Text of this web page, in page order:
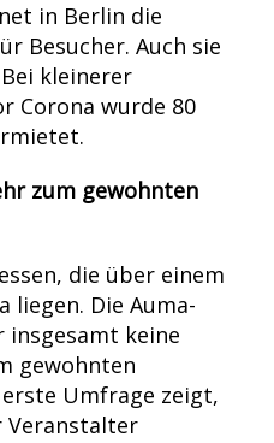
in Berlin die
Besucher. Auch sie
kleinerer
Corona wurde 80
zum gewohnten
die über einem
liegen. Die Auma-
insgesamt keine
gewohnten
erste Umfrage zeigt,
Veranstalter